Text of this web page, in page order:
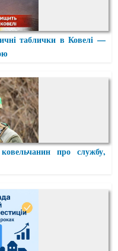
таблички в Ковелі —
про службу,